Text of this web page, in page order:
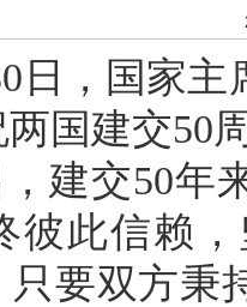
日，国家
国建交50
建交50年
彼此信赖
要双方秉